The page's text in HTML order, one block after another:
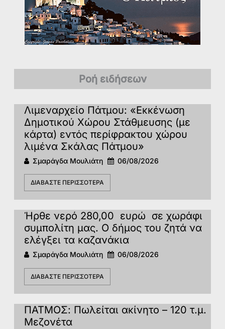
Ροή ειδήσεων
Λιμεναρχείο Πάτμου: «Εκκένωση
Δημοτικού Χώρου Στάθμευσης (με
κάρτα) εντός περίφρακτου χώρου
λιμένα Σκάλας Πάτμου»
Σμαράγδα Μουλιάτη 06/08/2026
ΔΙΑΒΆΣΤΕ ΠΕΡΙΣΣΌΤΕΡΑ
Ήρθε νερό 280,00 ευρώ σε χωράφι
συμπολίτη μας. Ο δήμος του ζητά να
ελέγξει τα καζανάκια
Σμαράγδα Μουλιάτη 06/08/2026
ΔΙΑΒΆΣΤΕ ΠΕΡΙΣΣΌΤΕΡΑ
ΠΑΤΜΟΣ: Πωλείται ακίνητο – 120 τ.μ.
Μεζονέτα